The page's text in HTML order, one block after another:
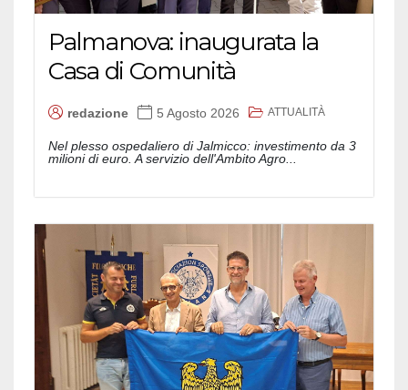
Palmanova: inaugurata la
Casa di Comunità
redazione 5 Agosto 2026 ATTUALITÀ
Nel plesso ospedaliero di Jalmicco: investimento da 3
milioni di euro. A servizio dell'Ambito Agro...